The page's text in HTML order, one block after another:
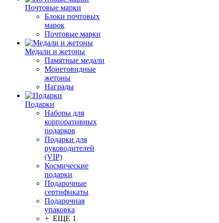
Почтовые марки
Блоки почтовых
марок
Почтовые марки
Медали и жетоны
Памятные медали
Монетовидные
жетоны
Награды
Подарки
Наборы для
корпоративных
подарков
Подарки для
руководителей
(VIP)
Космические
подарки
Подарочные
сертификаты
Подарочная
упаковка
+ ЕЩЕ 1